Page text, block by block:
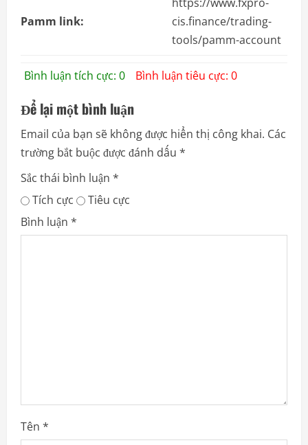
Pamm link:
cis.finance/trading-
tools/pamm-account
Bình luận tích cực: 0 Bình luận tiêu cực: 0
Để lại một bình luận
Email của bạn sẽ không được hiển thị công khai. Các
trường bắt buộc được đánh dấu *
Sắc thái bình luận *
Tích cực
Tiêu cực
Bình luận *
Tên *